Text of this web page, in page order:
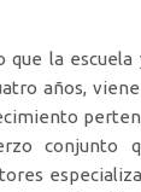
que la escuela
años,
conjunto